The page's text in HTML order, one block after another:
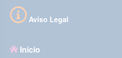
Aviso Legal
Inicio